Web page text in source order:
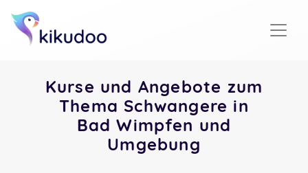
Kurse und Angebote zum
Thema Schwangere in
Bad Wimpfen und
Umgebung